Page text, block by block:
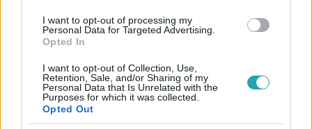
I want to opt-out of processing my
Personal Data for Targeted Advertising.
Opted In
I want to opt-out of Collection, Use,
Retention, Sale, and/or Sharing of my
Personal Data that Is Unrelated with the
Purposes for which it was collected.
Opted Out
2026. március 21. 19:00
Erre senki sem számított! Beton.Hofi dobosa is